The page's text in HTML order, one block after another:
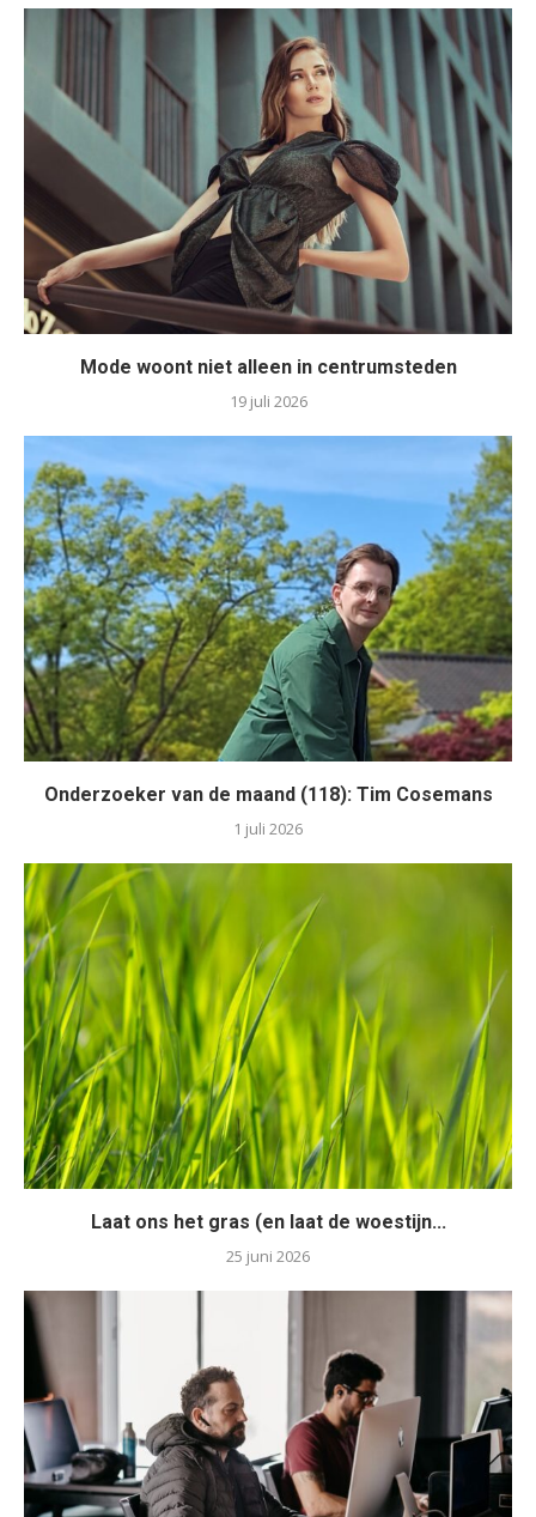
Mode woont niet alleen in centrumsteden
19 juli 2026
Onderzoeker van de maand (118): Tim Cosemans
1 juli 2026
Laat ons het gras (en laat de woestijn...
25 juni 2026